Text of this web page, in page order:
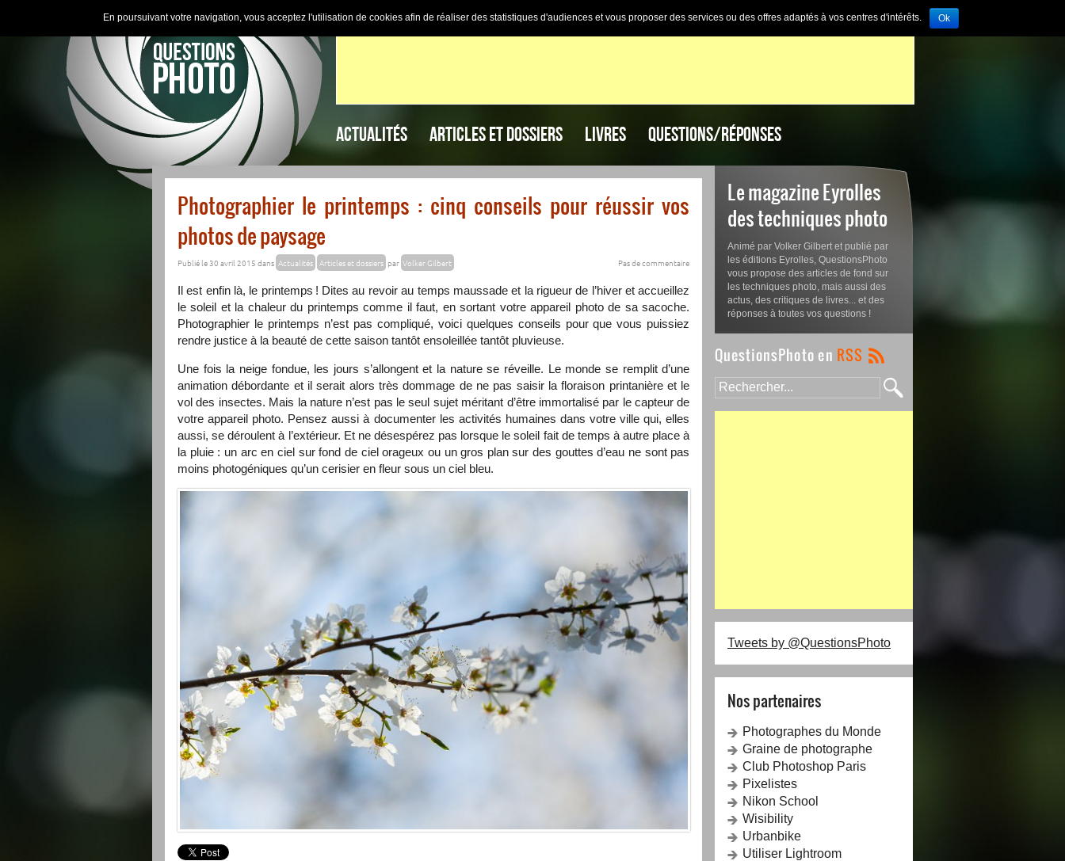
ACTUALITÉS ARTICLES ET DOSSIERS LIVRES QUESTIONS/RÉPONSES
Photographier le printemps : cinq conseils pour réussir vos
photos de paysage
Publié le 30 avril 2015 dans Actualités Articles et dossiers par Volker Gilbert Pas de commentaire
Il est enfin là, le printemps ! Dites au revoir au temps maussade et la rigueur de l’hiver et accueillez
le soleil et la chaleur du printemps comme il faut, en sortant votre appareil photo de sa sacoche.
Photographier le printemps n’est pas compliqué, voici quelques conseils pour que vous puissiez
rendre justice à la beauté de cette saison tantôt ensoleillée tantôt pluvieuse.
Une fois la neige fondue, les jours s’allongent et la nature se réveille. Le monde se remplit d’une
animation débordante et il serait alors très dommage de ne pas saisir la floraison printanière et le
vol des insectes. Mais la nature n’est pas le seul sujet méritant d’être immortalisé par le capteur de
votre appareil photo. Pensez aussi à documenter les activités humaines dans votre ville qui, elles
aussi, se déroulent à l’extérieur. Et ne désespérez pas lorsque le soleil fait de temps à autre place à
la pluie : un arc en ciel sur fond de ciel orageux ou un gros plan sur des gouttes d’eau ne sont pas
moins photogéniques qu’un cerisier en fleur sous un ciel bleu.
Le magazine Eyrolles
des techniques photo
Animé par Volker Gilbert et publié par
les éditions Eyrolles, QuestionsPhoto
vous propose des articles de fond sur
les techniques photo, mais aussi des
actus, des critiques de livres... et des
réponses à toutes vos questions !
Tweets by @QuestionsPhoto
Nos partenaires
Photographes du Monde
Graine de photographe
Club Photoshop Paris
Pixelistes
Nikon School
Wisibility
Urbanbike
Utiliser Lightroom
En poursuivant votre navigation, vous acceptez l'utilisation de cookies afin de réaliser des statistiques d'audiences et vous proposer des services ou des offres adaptés à vos centres d'intérêts. Ok